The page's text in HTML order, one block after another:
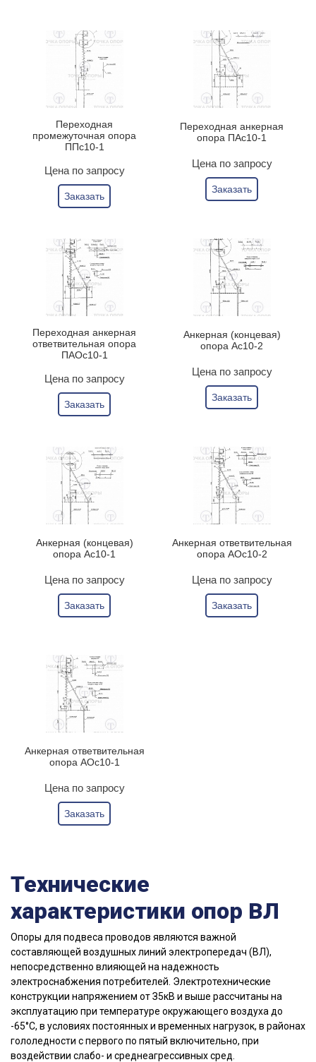
Переходная
промежуточная опора
ППс10-1
Цена по запросу
Заказать
Переходная анкерная
опора ПАс10-1
Цена по запросу
Заказать
Переходная анкерная
ответвительная опора
ПАОс10-1
Цена по запросу
Заказать
Анкерная (концевая)
опора Ас10-2
Цена по запросу
Заказать
Анкерная (концевая)
опора Ас10-1
Цена по запросу
Заказать
Анкерная ответвительная
опора АОс10-2
Цена по запросу
Заказать
Анкерная ответвительная
опора АОс10-1
Цена по запросу
Заказать
Технические
характеристики опор ВЛ
Опоры для подвеса проводов являются важной
составляющей воздушных линий электропередач (ВЛ),
непосредственно влияющей на надежность
электроснабжения потребителей. Электротехнические
конструкции напряжением от З5кB и выше рассчитаны на
эксплуатацию при температуре окружающего воздуха до
-65°C, в условиях постоянных и временных нагрузок, в районах
гололедности с первого по пятый включительно, при
воздействии слабо- и среднеагрессивных сред.